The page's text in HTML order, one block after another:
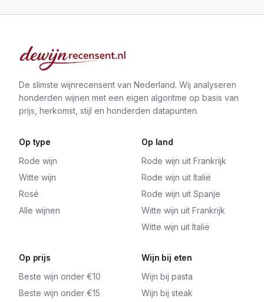
De slimste wijnrecensent van Nederland. Wij analyseren
honderden wijnen met een eigen algoritme op basis van
prijs, herkomst, stijl en honderden datapunten.
Op type
Rode wijn
Witte wijn
Rosé
Alle wijnen
Op land
Rode wijn uit Frankrijk
Rode wijn uit Italië
Rode wijn uit Spanje
Witte wijn uit Frankrijk
Witte wijn uit Italië
Op prijs
Beste wijn onder €10
Beste wijn onder €15
Wijn bij eten
Wijn bij pasta
Wijn bij steak